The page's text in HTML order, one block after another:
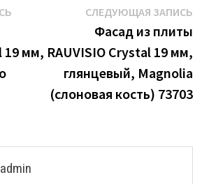
Предыдущая
19 мм,
СЛЕДУЮЩАЯ ЗАПИСЬ
Фасад из плиты
RAUVISIO Crystal 19 мм,
глянцевый, Magnolia
(слоновая кость) 73703
admin